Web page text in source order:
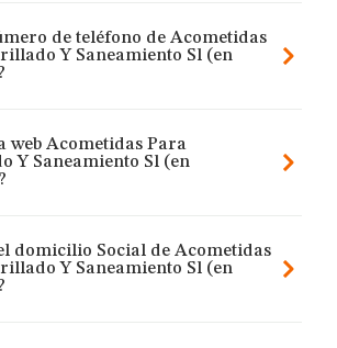
de teléfono de Acometidas
Y Saneamiento Sl (en
web Acometidas Para
Y Saneamiento Sl (en
domicilio Social de Acometidas
Y Saneamiento Sl (en